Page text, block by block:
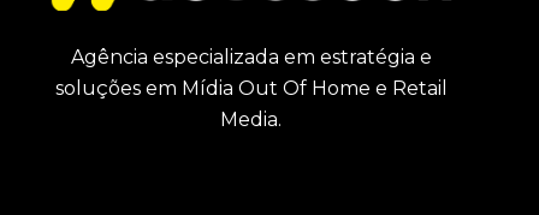
Agência especializada em estratégia e
soluções em Mídia Out Of Home e Retail
Media.